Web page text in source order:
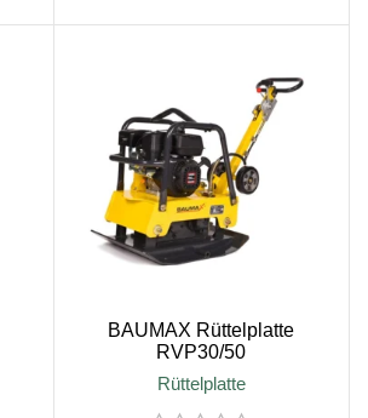
BAUMAX Rüttelplatte
RVP30/50
Rüttelplatte